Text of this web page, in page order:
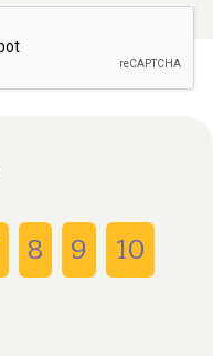
8 9
10